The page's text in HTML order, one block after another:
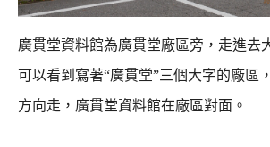
廣貫堂資料館為廣貫堂廠區旁，走進去
可以看到寫著“廣貫堂”三個大字的廠區，
方向走，廣貫堂資料館在廠區對面。